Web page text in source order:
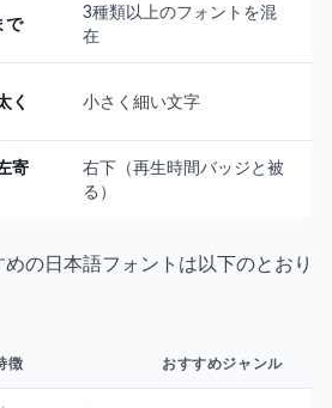
で
3種類以上のフォントを混
在
く 小さく細い文字
寄
右下（再生時間バッジと被
る）
の日本語フォントは以下のとおり
徴 おすすめジャンル